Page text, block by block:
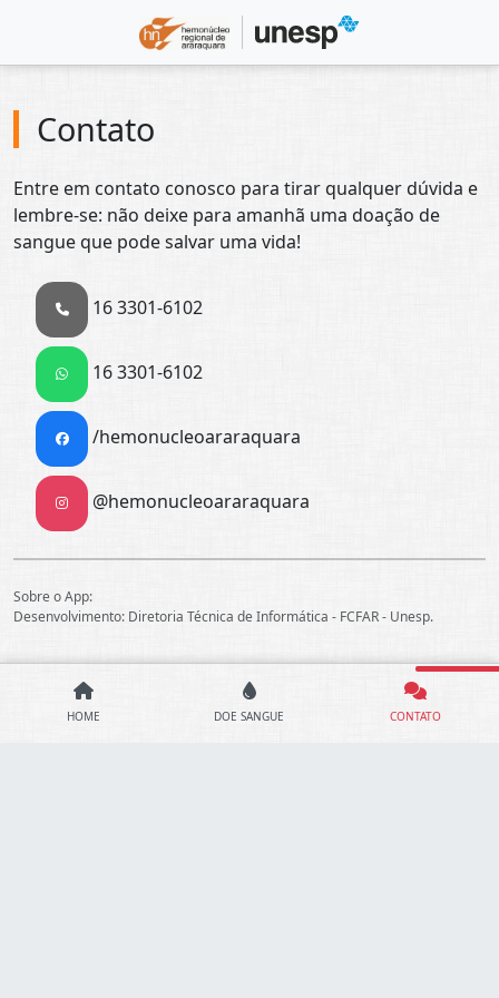
Contato
Entre em contato conosco para tirar qualquer dúvida e
lembre-se: não deixe para amanhã uma doação de
sangue que pode salvar uma vida!
16 3301-6102
16 3301-6102
/hemonucleoararaquara
@hemonucleoararaquara
Sobre o App:
Desenvolvimento: Diretoria Técnica de Informática - FCFAR - Unesp.
HOME DOE SANGUE CONTATO